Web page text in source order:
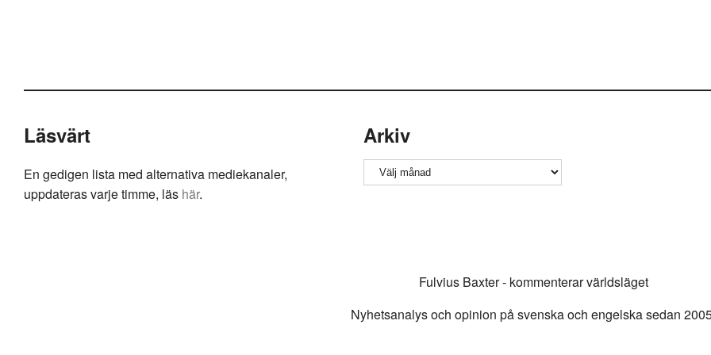
Läsvärt
En gedigen lista med alternativa mediekanaler,
uppdateras varje timme, läs här.
Arkiv
Arkiv
Fulvius Baxter - kommenterar världsläget
Nyhetsanalys och opinion på svenska och engelska sedan